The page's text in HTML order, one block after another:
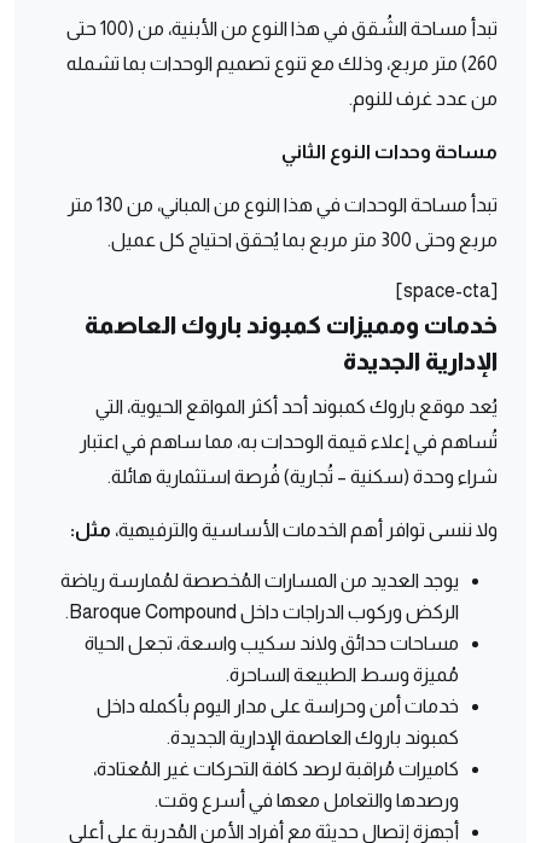
تبدأ مساحة الشُقق في هذا النوع من الأبنية، من (100 حتى
260) متر مربع، وذلك مع تنوع تصميم الوحدات بما تشمله
من عدد غرف للنوم.
مساحة وحدات النوع الثاني
تبدأ مساحة الوحدات في هذا النوع من المباني، من 130 متر
مربع وحتى 300 متر مربع بما يُحقق احتياج كل عميل.
[space-cta]
خدمات ومميزات كمبوند باروك العاصمة
الإدارية الجديدة
يُعد موقع باروك كمبوند أحد أكثر المواقع الحيوية، التي
تُساهم في إعلاء قيمة الوحدات به، مما ساهم في اعتبار
شراء وحدة (سكنية – تُجارية) فُرصة استثمارية هائلة.
ولا ننسى توافر أهم الخدمات الأساسية والترفيهية، مثل:
يوجد العديد من المسارات المُخصصة لمُمارسة رياضة
الركض وركوب الدراجات داخل Baroque Compound.
مساحات حدائق ولاند سكيب واسعة، تجعل الحياة
مُميزة وسط الطبيعة الساحرة.
خدمات أمن وحراسة على مدار اليوم بأكمله داخل
كمبوند باروك العاصمة الإدارية الجديدة.
كاميرات مُراقبة لرصد كافة التحركات غير المُعتادة،
ورصدها والتعامل معها في أسرع وقت.
أجهزة إتصال حديثة مع أفراد الأمن المُدربة على أعلى